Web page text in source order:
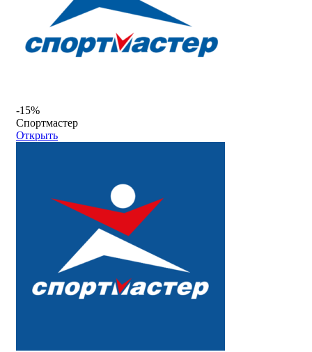
-15%
Спортмастер
Открыть